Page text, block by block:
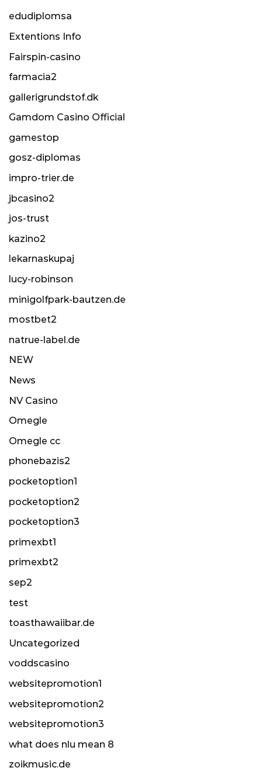
edudiplomsa
Extentions Info
Fairspin-casino
farmacia2
gallerigrundstof.dk
Gamdom Casino Official
gamestop
gosz-diplomas
impro-trier.de
jbcasino2
jos-trust
kazino2
lekarnaskupaj
lucy-robinson
minigolfpark-bautzen.de
mostbet2
natrue-label.de
NEW
News
NV Casino
Omegle
Omegle cc
phonebazis2
pocketoption1
pocketoption2
pocketoption3
primexbt1
primexbt2
sep2
test
toasthawaiibar.de
Uncategorized
voddscasino
websitepromotion1
websitepromotion2
websitepromotion3
what does nlu mean 8
zoikmusic.de